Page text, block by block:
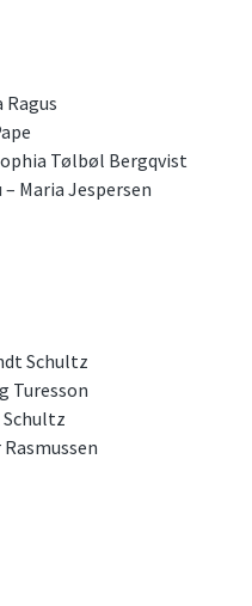
Ragus
Tølbøl Bergqvist
Maria Jespersen
Schultz
Turesson
Schultz
Rasmussen